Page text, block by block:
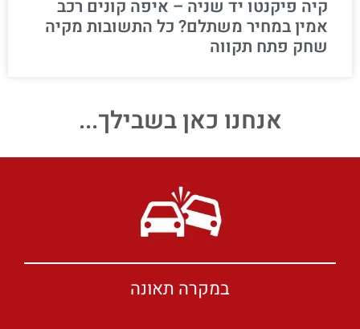
קיה פיקנטו יד שניה – איפה קונים רכב
אמין במחיר משתלם? כל התשובות מקיה
שחק פתח תקווה
אנחנו כאן בשבילך...
במקרה תאונה